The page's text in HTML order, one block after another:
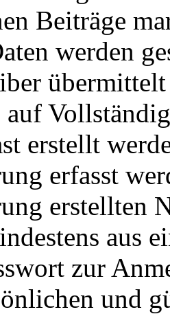
Beiträge
werden
auf
erstellt
erfasst
erstellten
aus
zur
und